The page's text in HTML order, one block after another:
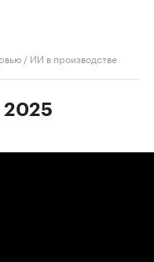
/ ИИ в производстве
2025